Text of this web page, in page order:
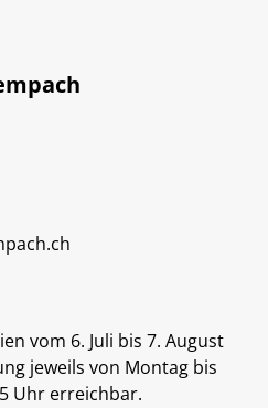
vom 6. Juli bis 7. August
jeweils von Montag bis
Uhr erreichbar.